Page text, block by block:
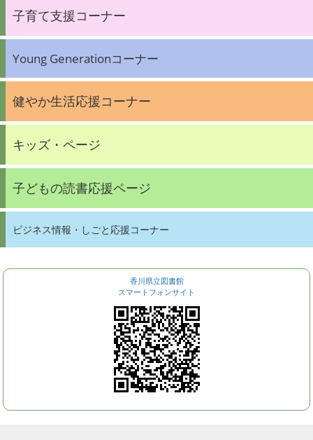
子育て支援コーナー
Young Generationコーナー
健やか生活応援コーナー
キッズ・ページ
子どもの読書応援ページ
ビジネス情報・しごと応援コーナー
香川県立図書館
スマートフォンサイト